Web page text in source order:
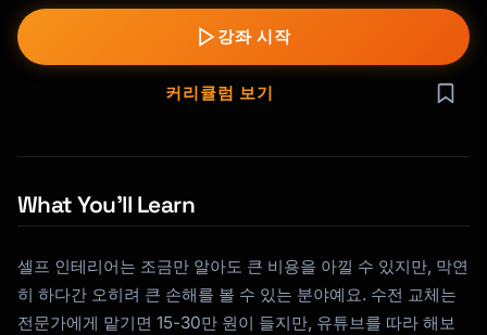
강좌 시작
커리큘럼 보기
What You’ll Learn
셀프 인테리어는 조금만 알아도 큰 비용을 아낄 수 있지만, 막연
히 하다간 오히려 큰 손해를 볼 수 있는 분야예요. 수전 교체는
전문가에게 맡기면 15-30만 원이 들지만, 유튜브를 따라 해보